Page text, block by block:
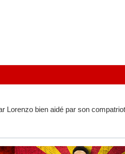
Lorenzo bien aidé par son